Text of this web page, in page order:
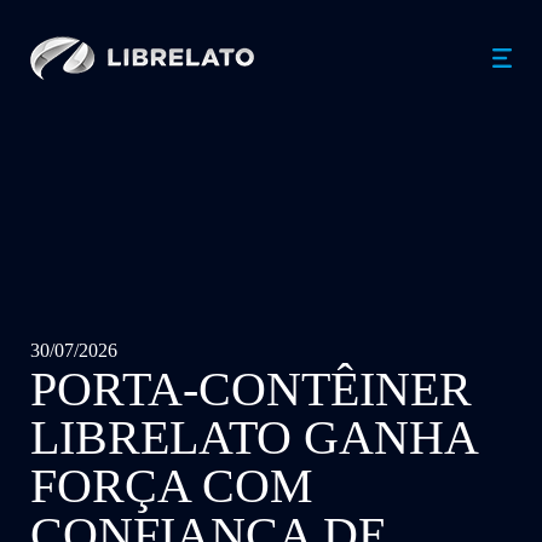
30/07/2026
PORTA-CONTÊINER
LIBRELATO GANHA
FORÇA COM